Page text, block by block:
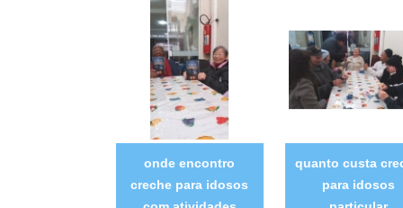
onde encontro
creche para idosos
quanto custa
para idosos